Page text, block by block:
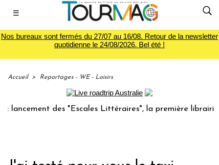
☰
Nos bureaux sont fermés du 27/07 au 16/08. Retour de la newsletter
quotidienne le 24/08/2026. Bel été !
Accueil > Reportages - WE - Loisirs
des "Escales Littéraires", la première librairie du